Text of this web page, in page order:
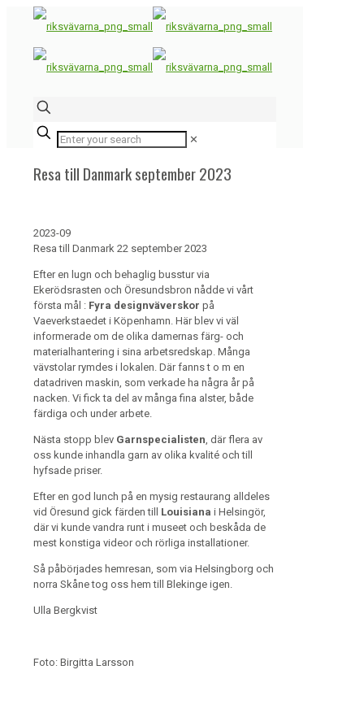
✕
Resa till Danmark september 2023
2023-09
Resa till Danmark 22 september 2023
Efter en lugn och behaglig busstur via
Ekerödsrasten och Öresundsbron nådde vi vårt
första mål : Fyra designväverskor på
Vaeverkstaedet i Köpenhamn. Här blev vi väl
informerade om de olika damernas färg- och
materialhantering i sina arbetsredskap. Många
vävstolar rymdes i lokalen. Där fanns t o m en
datadriven maskin, som verkade ha några år på
nacken. Vi fick ta del av många fina alster, både
färdiga och under arbete.
Nästa stopp blev Garnspecialisten, där flera av
oss kunde inhandla garn av olika kvalité och till
hyfsade priser.
Efter en god lunch på en mysig restaurang alldeles
vid Öresund gick färden till Louisiana i Helsingör,
där vi kunde vandra runt i museet och beskåda de
mest konstiga videor och rörliga installationer.
Så påbörjades hemresan, som via Helsingborg och
norra Skåne tog oss hem till Blekinge igen.
Ulla Bergkvist
Foto: Birgitta Larsson